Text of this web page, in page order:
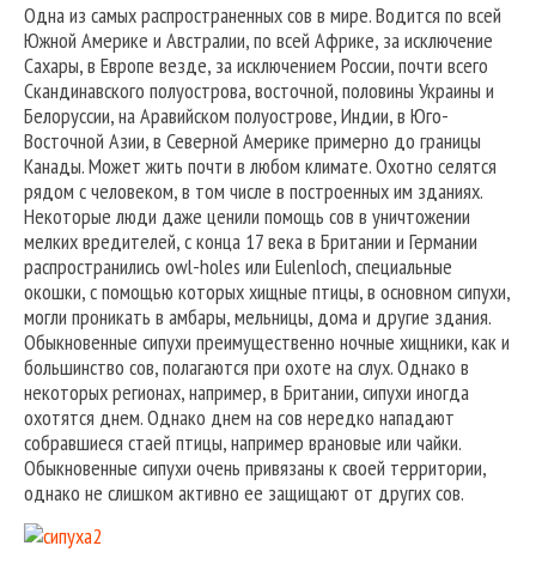
Одна из самых распространенных сов в мире. Водится по всей
Южной Америке и Австралии, по всей Африке, за исключение
Сахары, в Европе везде, за исключением России, почти всего
Скандинавского полуострова, восточной, половины Украины и
Белоруссии, на Аравийском полуострове, Индии, в Юго-
Восточной Азии, в Северной Америке примерно до границы
Канады. Может жить почти в любом климате. Охотно селятся
рядом с человеком, в том числе в построенных им зданиях.
Некоторые люди даже ценили помощь сов в уничтожении
мелких вредителей, с конца 17 века в Британии и Германии
распространились owl-holes или Eulenloch, специальные
окошки, с помощью которых хищные птицы, в основном сипухи,
могли проникать в амбары, мельницы, дома и другие здания.
Обыкновенные сипухи преимущественно ночные хищники, как и
большинство сов, полагаются при охоте на слух. Однако в
некоторых регионах, например, в Британии, сипухи иногда
охотятся днем. Однако днем на сов нередко нападают
собравшиеся стаей птицы, например врановые или чайки.
Обыкновенные сипухи очень привязаны к своей территории,
однако не слишком активно ее защищают от других сов.